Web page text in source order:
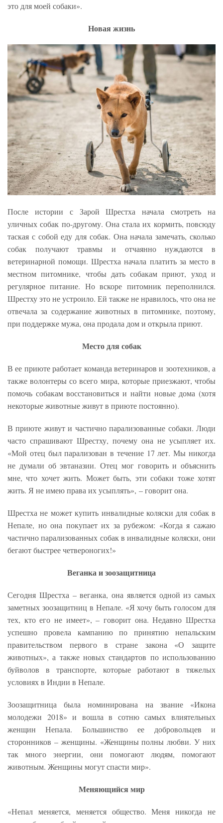
это для моей собаки».
Новая жизнь
После истории с Зарой Шрестха начала смотреть на
уличных собак по-другому. Она стала их кормить, повсюду
таская с собой еду для собак. Она начала замечать, сколько
собак получают травмы и отчаянно нуждаются в
ветеринарной помощи. Шрестха начала платить за место в
местном питомнике, чтобы дать собакам приют, уход и
регулярное питание. Но вскоре питомник переполнился.
Шрестху это не устроило. Ей также не нравилось, что она не
отвечала за содержание животных в питомнике, поэтому,
при поддержке мужа, она продала дом и открыла приют.
Место для собак
В ее приюте работает команда ветеринаров и зоотехников, а
также волонтеры со всего мира, которые приезжают, чтобы
помочь собакам восстановиться и найти новые дома (хотя
некоторые животные живут в приюте постоянно).
В приюте живут и частично парализованные собаки. Люди
часто спрашивают Шрестху, почему она не усыпляет их.
«Мой отец был парализован в течение 17 лет. Мы никогда
не думали об эвтаназии. Отец мог говорить и объяснить
мне, что хочет жить. Может быть, эти собаки тоже хотят
жить. Я не имею права их усыплять», – говорит она.
Шрестха не может купить инвалидные коляски для собак в
Непале, но она покупает их за рубежом: «Когда я сажаю
частично парализованных собак в инвалидные коляски, они
бегают быстрее четвероногих!»
Веганка и зоозащитница
Сегодня Шрестха – веганка, она является одной из самых
заметных зоозащитниц в Непале. «Я хочу быть голосом для
тех, кто его не имеет», – говорит она. Недавно Шрестха
успешно провела кампанию по принятию непальским
правительством первого в стране закона «О защите
животных», а также новых стандартов по использованию
буйволов в транспорте, которые работают в тяжелых
условиях в Индии в Непале.
Зоозащитница была номинирована на звание «Икона
молодежи 2018» и вошла в сотню самых влиятельных
женщин Непала. Большинство ее добровольцев и
сторонников – женщины. «Женщины полны любви. У них
так много энергии, они помогают людям, помогают
животным. Женщины могут спасти мир».
Меняющийся мир
«Непал меняется, меняется общество. Меня никогда не